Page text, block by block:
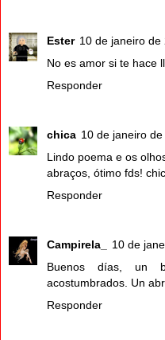
Ester 10 de janeiro de
No es amor si te hace
Responder
chica 10 de janeiro
Lindo poema e os
abraços, ótimo fds!
Responder
Campirela_
10 de
Buenos días, un
acostumbrados. Un
Responder